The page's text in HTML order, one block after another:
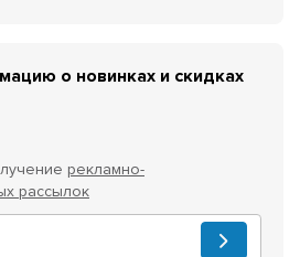
о новинках и скидках
рекламно-
рассылок